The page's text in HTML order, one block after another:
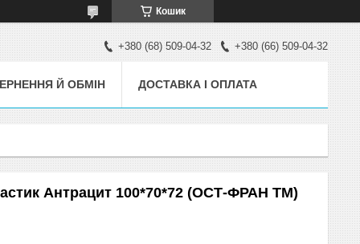
Кошик
+380 (68) 509-04-32 +380 (66) 509-04-32
Й ОБМІН ДОСТАВКА І ОПЛАТА
Антрацит 100*70*72 (ОСТ-ФРАН ТМ)